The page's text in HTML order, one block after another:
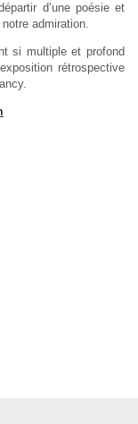
d’une poésie et
admiration.
si multiple et profond
rétrospective